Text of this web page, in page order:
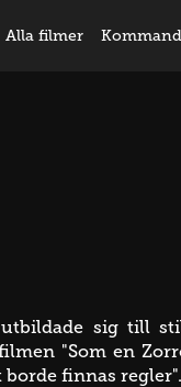
Alla filmer
utbildade sig till
"Som en
finnas regler".